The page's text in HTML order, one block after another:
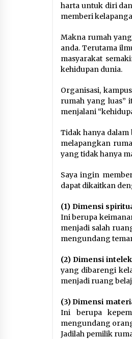
harta untuk diri
memberi
Makna rumah
anda. Terutama
masyarakat
kehidupan dunia.
Organisasi,
rumah yang luas”
menjalani
Tidak hanya
melapangkan
yang tidak hanya
Saya ingin
dapat dikaitkan
(1) Dimensi
Ini berupa
menjadi salah
mengundang
(2) Dimensi
yang dibarengi
menjadi ruang
(3) Dimensi
Ini berupa
mengundang
Jadilah pemilik